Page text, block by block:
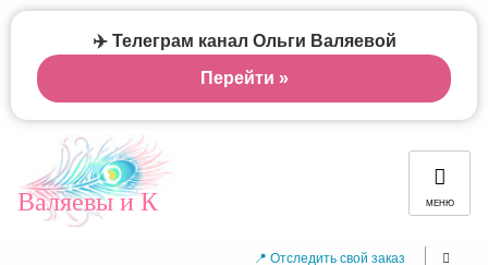
Валяевы и К МЕНЮ
📍 Отследить свой заказ
✈️ Телеграм канал Ольги Валяевой
Перейти »